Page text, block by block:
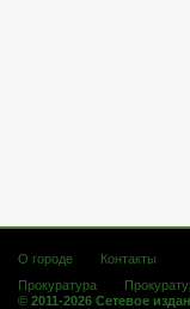
О городе
Контакты
Прокуратура
© 2011-2026 Сетевое